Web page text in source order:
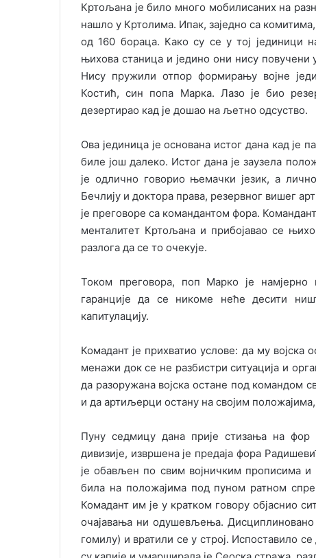
Кртољана је било много мобилисаних на
нашло у Кртолима. Ипак, заједно са
од 160 бораца. Како су се у тој јединици
њихова станица и једино они нису повучени
Нису пружили отпор формирању војне
Костић, син попа Марка. Лазо је био
дезертирао кад је дошао на љетно одсуство.
Ова јединица је основана истог дана кад је
биле још далеко. Истог дана је заузела
је одлично говорио њемачки језик, а
Бечлију и доктора права, резервног вишег
је преговоре са командантом фора.
менталитет Кртољана и прибојавао се
разлога да се то очекује.
Током преговора, поп Марко је намјерно
гаранције да се никоме неће десити
капитулацију.
Комадант је прихватио услове: да му
менажи док се не разбистри ситуација и
да разоружана војска остане под командом
и да артиљерци остану на својим
Пуну седмицу дана прије стизања на фор
дивизије, извршена је предаја фора
је обављен по свим војничким прописима и
била на положајима под пуном ратном
Комадант им је у кратком говору објаснио
очајавања ни одушевљења.
гомилу) и вратили се у строј. Испоставило